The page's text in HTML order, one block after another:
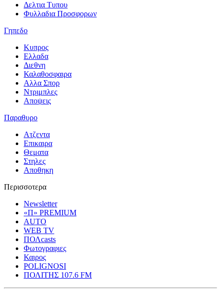
Δελτια Τυπου
Φυλλαδια Προσφορων
Γηπεδο
Κυπρος
Ελλαδα
Διεθνη
Καλαθοσφαιρα
Αλλα Σπορ
Ντριμπλες
Αποψεις
Παραθυρο
Ατζεντα
Επικαιρα
Θεματα
Στηλες
Αποθηκη
Περισσοτερα
Newsletter
«Π» PREMIUM
AUTO
WEB TV
ΠΟΛcasts
Φωτογραφιες
Καιρος
POLIGNOSI
ΠΟΛΙΤΗΣ 107.6 FM